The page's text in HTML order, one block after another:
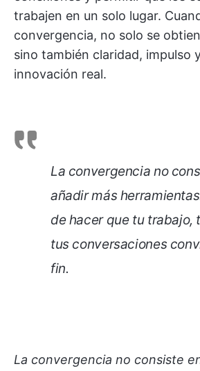
trabajen en un solo lugar.
convergencia, no solo se
sino también claridad, impulso
innovación real.
La convergencia no
añadir más
de hacer que tu trabajo,
tus conversaciones
fin.
La convergencia no consiste